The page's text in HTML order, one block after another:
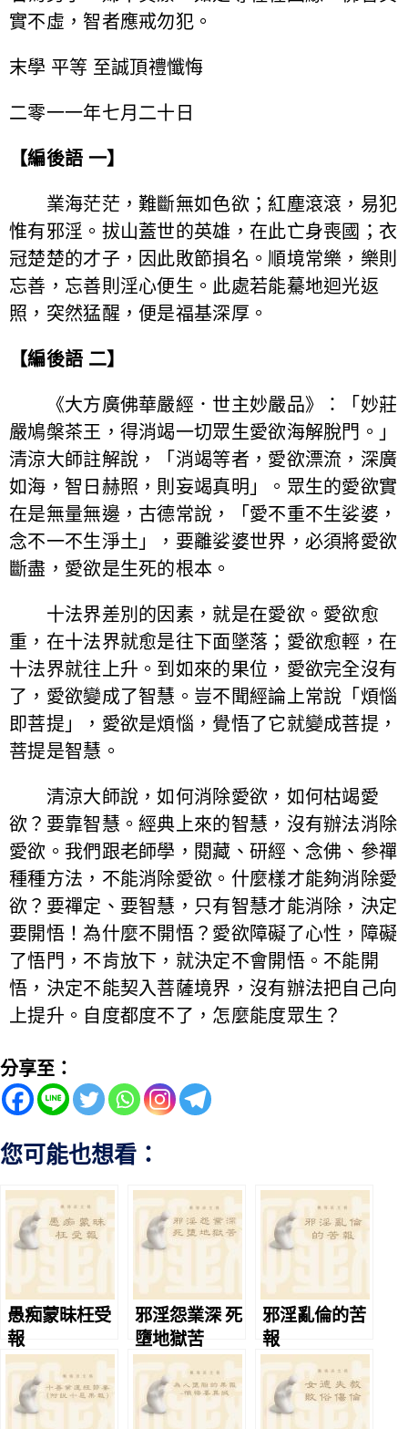
實不虛，智者應戒勿犯。
末學 平等 至誠頂禮懺悔
二零一一年七月二十日
【編後語 一】
業海茫茫，難斷無如色欲；紅塵滾滾，易犯
惟有邪淫。拔山蓋世的英雄，在此亡身喪國；衣
冠楚楚的才子，因此敗節損名。順境常樂，樂則
忘善，忘善則淫心便生。此處若能驀地迴光返
照，突然猛醒，便是福基深厚。
【編後語 二】
《大方廣佛華嚴經．世主妙嚴品》：「妙莊
嚴鳩槃茶王，得消竭一切眾生愛欲海解脫門。」
清涼大師註解說，「消竭等者，愛欲漂流，深廣
如海，智日赫照，則妄竭真明」。眾生的愛欲實
在是無量無邊，古德常說，「愛不重不生娑婆，
念不一不生淨土」，要離娑婆世界，必須將愛欲
斷盡，愛欲是生死的根本。
十法界差別的因素，就是在愛欲。愛欲愈
重，在十法界就愈是往下面墜落；愛欲愈輕，在
十法界就往上升。到如來的果位，愛欲完全沒有
了，愛欲變成了智慧。豈不聞經論上常說「煩惱
即菩提」，愛欲是煩惱，覺悟了它就變成菩提，
菩提是智慧。
清涼大師說，如何消除愛欲，如何枯竭愛
欲？要靠智慧。經典上來的智慧，沒有辦法消除
愛欲。我們跟老師學，閱藏、研經、念佛、參禪
種種方法，不能消除愛欲。什麼樣才能夠消除愛
欲？要禪定、要智慧，只有智慧才能消除，決定
要開悟！為什麼不開悟？愛欲障礙了心性，障礙
了悟門，不肯放下，就決定不會開悟。不能開
悟，決定不能契入菩薩境界，沒有辦法把自己向
上提升。自度都度不了，怎麼能度眾生？
分享至：
您可能也想看：
愚痴蒙昧枉受
報
邪淫怨業深 死
墮地獄苦
邪淫亂倫的苦
報